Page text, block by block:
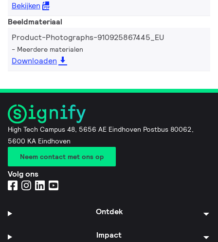
Bekijken
Beeldmateriaal
Product-Photographs-910925867445_EU
Meerdere materialen
Downloaden
High Tech Campus 48, 5656 AE Eindhoven Postbus 80062,
5600 KA Eindhoven
Neem contact met ons op
Volg ons
Ontdek
Impact